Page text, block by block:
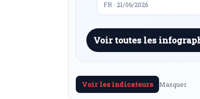
FR · 21/06/2026
Voir toutes les
Voir les indicateurs Masquer